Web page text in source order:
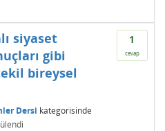
1
cevap
siyaset
gibi
bireysel
Dersi kategorisinde